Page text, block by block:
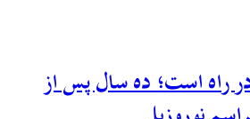
۱۵۸۹ در راه است؛ ده سال پس از